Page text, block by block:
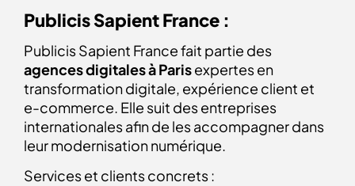
Publicis Sapient France :
Publicis Sapient France fait partie des
agences digitales à Parisexpertes en
transformation digitale, expérience client et
e-commerce. Elle suit des entreprises
internationales afin de les accompagner dans
leur modernisation numérique.
Services et clients concrets :